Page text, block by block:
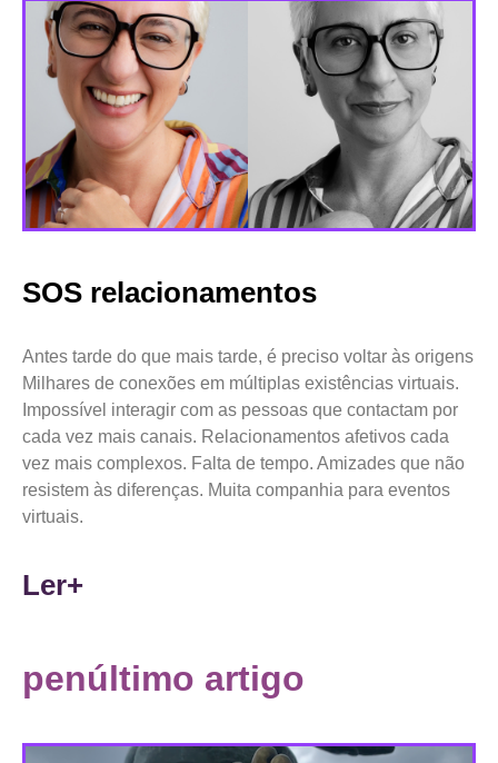
SOS relacionamentos
Antes tarde do que mais tarde, é preciso voltar às origens
Milhares de conexões em múltiplas existências virtuais.
Impossível interagir com as pessoas que contactam por
cada vez mais canais. Relacionamentos afetivos cada
vez mais complexos. Falta de tempo. Amizades que não
resistem às diferenças. Muita companhia para eventos
virtuais.
Ler+
penúltimo artigo